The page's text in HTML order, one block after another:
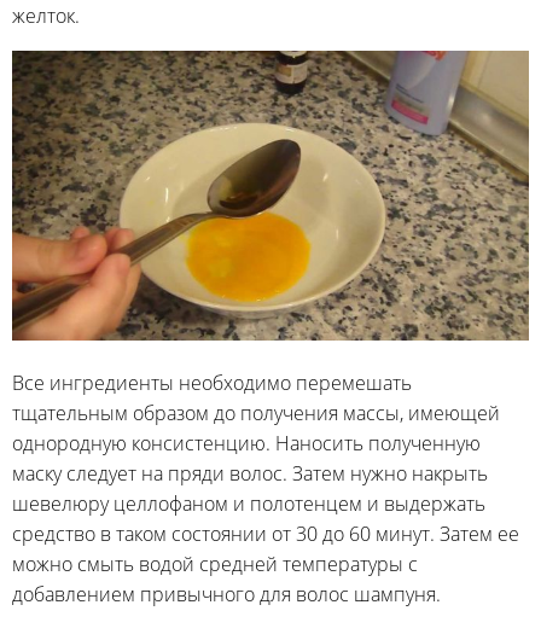
желток.
Все ингредиенты необходимо перемешать
тщательным образом до получения массы, имеющей
однородную консистенцию. Наносить полученную
маску следует на пряди волос. Затем нужно накрыть
шевелюру целлофаном и полотенцем и выдержать
средство в таком состоянии от 30 до 60 минут. Затем ее
можно смыть водой средней температуры с
добавлением привычного для волос шампуня.